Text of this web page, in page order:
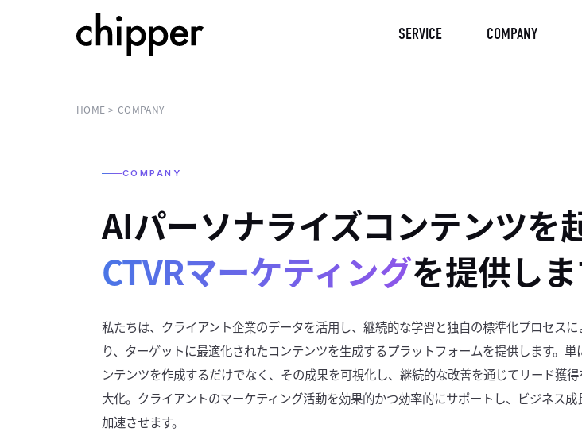
SERVICE COMPANY
HOME COMPANY
COMPANY
AIパーソナライズコンテンツを
CTVRマーケティングを提供しま
私たちは、クライアント企業のデータを活用し、継続的な学習と独自の標準化プロセスに
り、ターゲットに最適化されたコンテンツを生成するプラットフォームを提供します。単
ンテンツを作成するだけでなく、その成果を可視化し、継続的な改善を通じてリード獲
大化。クライアントのマーケティング活動を効果的かつ効率的にサポートし、ビジネス成
加速させます。